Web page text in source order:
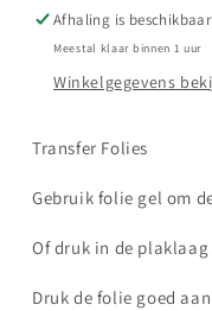
Afhaling is
Meestal klaar binnen 1 uur
Winkelgegevens
Transfer Folies
Gebruik folie gel om
Of druk in de
Druk de folie goed